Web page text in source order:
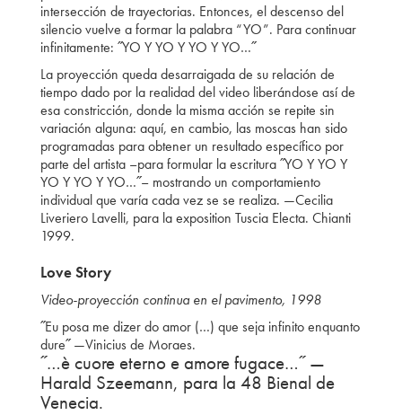
intersección de trayectorias. Entonces, el descenso del
silencio vuelve a formar la palabra “YO”. Para continuar
infinitamente: ˝YO Y YO Y YO Y YO…˝
La proyección queda desarraigada de su relación de
tiempo dado por la realidad del video liberándose así de
esa constricción, donde la misma acción se repite sin
variación alguna: aquí, en cambio, las moscas han sido
programadas para obtener un resultado específico por
parte del artista –para formular la escritura ˝YO Y YO Y
YO Y YO Y YO…˝– mostrando un comportamiento
individual que varía cada vez se se realiza. —Cecilia
Liveriero Lavelli, para la exposition Tuscia Electa. Chianti
1999.
Love Story
Video-proyección continua en el pavimento, 1998
˝Eu posa me dizer do amor (…) que seja infinito enquanto
dure˝ —Vinicius de Moraes.
˝…è cuore eterno e amore fugace…˝ —
Harald Szeemann, para la 48 Bienal de
Venecia.